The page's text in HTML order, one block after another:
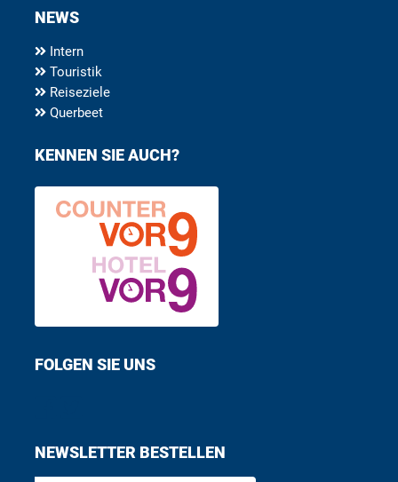
NEWS
Intern
Touristik
Reiseziele
Querbeet
KENNEN SIE AUCH?
FOLGEN SIE UNS
NEWSLETTER BESTELLEN